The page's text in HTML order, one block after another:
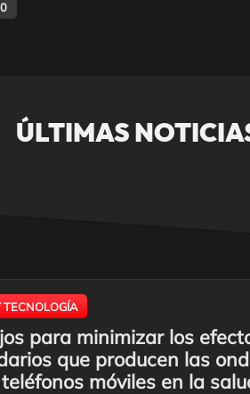
ÚLTIMAS
TECNOLOGÍA
para minimizar los
que producen las
móviles en la